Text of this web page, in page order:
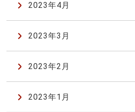
2023年4月
2023年3月
2023年2月
2023年1月